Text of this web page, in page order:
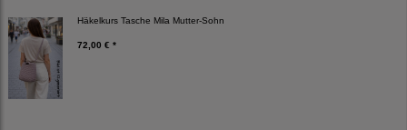
Häkelkurs Tasche Mila Mutter-Sohn
72,00 € *